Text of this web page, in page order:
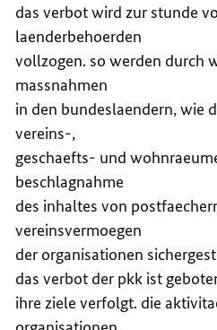
das verbot wird zur stunde
laenderbehoerden
vollzogen. so werden durch
massnahmen
in den bundeslaendern, wie
vereins-,
geschaefts- und
beschlagnahme
des inhaltes von
vereinsvermoegen
der organisationen
das verbot der pkk ist
ihre ziele verfolgt. die